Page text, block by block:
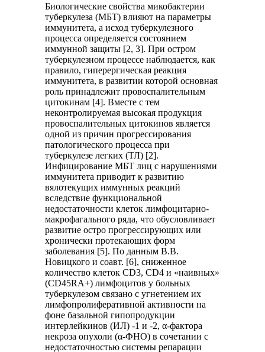
Биологические свойства микобактерии
туберкулеза (МБТ) влияют на параметры
иммунитета, а исход туберкулезного
процесса определяется состоянием
иммунной защиты [2, 3]. При остром
туберкулезном процессе наблюдается, как
правило, гиперергическая реакция
иммунитета, в развитии которой основная
роль принадлежит провоспалительным
цитокинам [4]. Вместе с тем
неконтролируемая высокая продукция
провоспалительных цитокинов является
одной из причин прогрессирования
патологического процесса при
туберкулезе легких (ТЛ) [2].
Инфицирование МБТ лиц с нарушениями
иммунитета приводит к развитию
вялотекущих иммунных реакций
вследствие функциональной
недостаточности клеток лимфоцитарно-
макрофагального ряда, что обусловливает
развитие остро прогрессирующих или
хронически протекающих форм
заболевания [5]. По данным В.В.
Новицкого и соавт. [6], сниженное
количество клеток CD3, CD4 и «наивных»
(CD45RA+) лимфоцитов у больных
туберкулезом связано с угнетением их
лимфопролиферативной активности на
фоне базальной гипопродукции
интерлейкинов (ИЛ) -1 и -2, α-фактора
некроза опухоли (α-ФНО) в сочетании с
недостаточностью системы репарации